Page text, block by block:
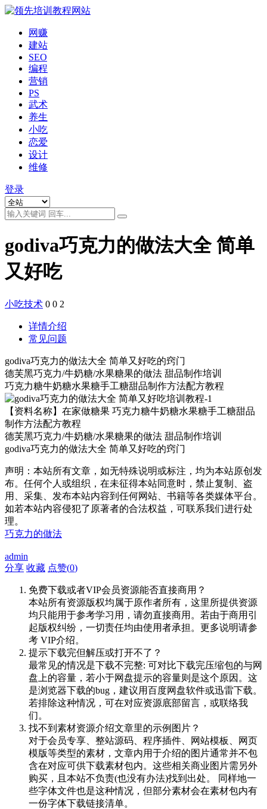
网赚
建站
SEO
编程
营销
PS
武术
养生
小吃
恋爱
设计
维修
登录
godiva巧克力的做法大全 简单
又好吃
小吃技术 0 0 2
详情介绍
常见问题
godiva巧克力的做法大全 简单又好吃的窍门
德芙黑巧克力/牛奶糖/水果糖果的做法 甜品制作培训
巧克力糖牛奶糖水果糖手工糖甜品制作方法配方教程
【资料名称】在家做糖果 巧克力糖牛奶糖水果糖手工糖甜品
制作方法配方教程
德芙黑巧克力/牛奶糖/水果糖果的做法 甜品制作培训
godiva巧克力的做法大全 简单又好吃的窍门
声明：本站所有文章，如无特殊说明或标注，均为本站原创发
布。任何个人或组织，在未征得本站同意时，禁止复制、盗
用、采集、发布本站内容到任何网站、书籍等各类媒体平台。
如若本站内容侵犯了原著者的合法权益，可联系我们进行处
理。
巧克力的做法
admin
分享 收藏 点赞(0)
免费下载或者VIP会员资源能否直接商用？
本站所有资源版权均属于原作者所有，这里所提供资源
均只能用于参考学习用，请勿直接商用。若由于商用引
起版权纠纷，一切责任均由使用者承担。更多说明请参
考 VIP介绍。
提示下载完但解压或打开不了？
最常见的情况是下载不完整: 可对比下载完压缩包的与网
盘上的容量，若小于网盘提示的容量则是这个原因。这
是浏览器下载的bug，建议用百度网盘软件或迅雷下载。
若排除这种情况，可在对应资源底部留言，或联络我
们。
找不到素材资源介绍文章里的示例图片？
对于会员专享、整站源码、程序插件、网站模板、网页
模版等类型的素材，文章内用于介绍的图片通常并不包
含在对应可供下载素材包内。这些相关商业图片需另外
购买，且本站不负责(也没有办法)找到出处。 同样地一
些字体文件也是这种情况，但部分素材会在素材包内有
一份字体下载链接清单。